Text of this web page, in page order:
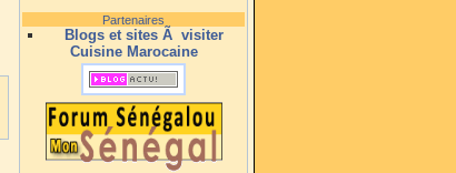
Partenaires
Blogs et sites Ã visiter
Cuisine Marocaine